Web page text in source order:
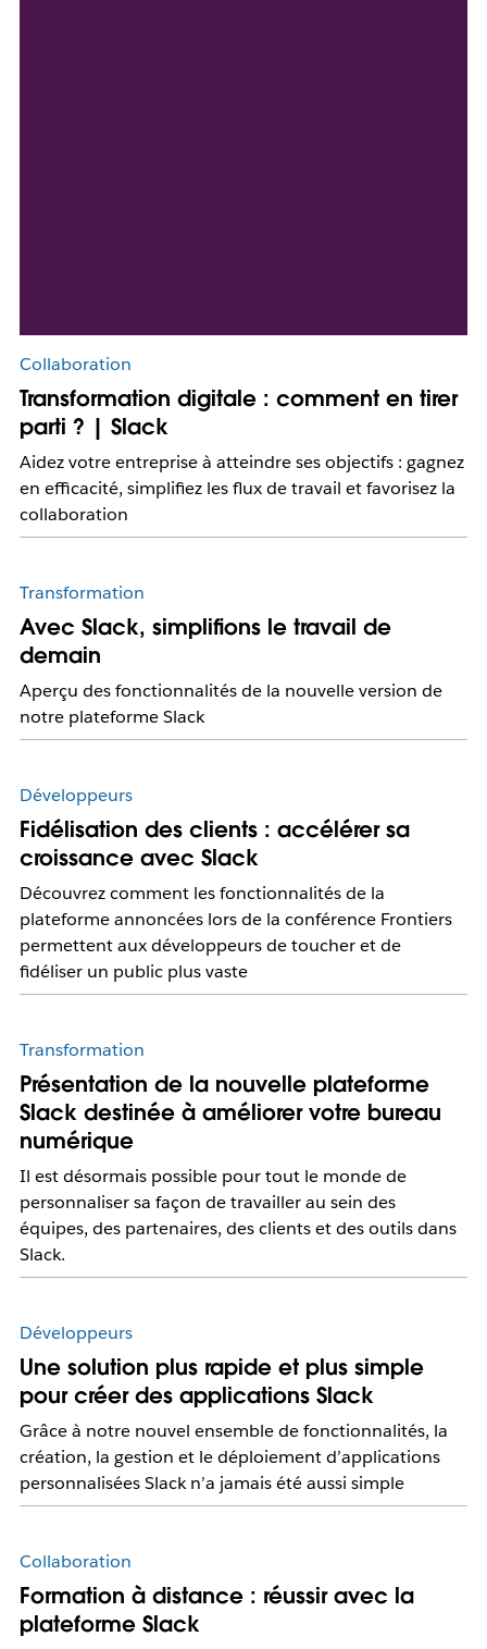
Collaboration
Transformation digitale : comment en tirer
parti ? | Slack
Aidez votre entreprise à atteindre ses objectifs : gagnez
en efficacité, simplifiez les flux de travail et favorisez la
collaboration
Transformation
Avec Slack, simplifions le travail de
demain
Aperçu des fonctionnalités de la nouvelle version de
notre plateforme Slack
Développeurs
Fidélisation des clients : accélérer sa
croissance avec Slack
Découvrez comment les fonctionnalités de la
plateforme annoncées lors de la conférence Frontiers
permettent aux développeurs de toucher et de
fidéliser un public plus vaste
Transformation
Présentation de la nouvelle plateforme
Slack destinée à améliorer votre bureau
numérique
Il est désormais possible pour tout le monde de
personnaliser sa façon de travailler au sein des
équipes, des partenaires, des clients et des outils dans
Slack.
Développeurs
Une solution plus rapide et plus simple
pour créer des applications Slack
Grâce à notre nouvel ensemble de fonctionnalités, la
création, la gestion et le déploiement d’applications
personnalisées Slack n’a jamais été aussi simple
Collaboration
Formation à distance : réussir avec la
plateforme Slack